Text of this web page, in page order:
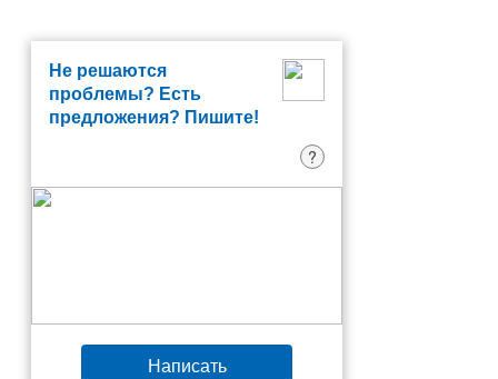
Не решаются
проблемы? Есть
предложения? Пишите!
?
Написать